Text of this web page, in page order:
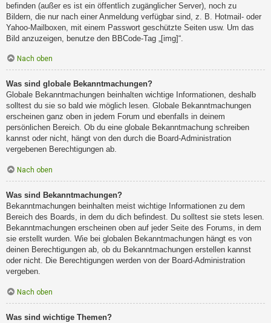
befinden (außer es ist ein öffentlich zugänglicher Server), noch zu
Bildern, die nur nach einer Anmeldung verfügbar sind, z. B. Hotmail- oder
Yahoo-Mailboxen, mit einem Passwort geschützte Seiten usw. Um das
Bild anzuzeigen, benutze den BBCode-Tag „[img]“.
Nach oben
Was sind globale Bekanntmachungen?
Globale Bekanntmachungen beinhalten wichtige Informationen, deshalb
solltest du sie so bald wie möglich lesen. Globale Bekanntmachungen
erscheinen ganz oben in jedem Forum und ebenfalls in deinem
persönlichen Bereich. Ob du eine globale Bekanntmachung schreiben
kannst oder nicht, hängt von den durch die Board-Administration
vergebenen Berechtigungen ab.
Nach oben
Was sind Bekanntmachungen?
Bekanntmachungen beinhalten meist wichtige Informationen zu dem
Bereich des Boards, in dem du dich befindest. Du solltest sie stets lesen.
Bekanntmachungen erscheinen oben auf jeder Seite des Forums, in dem
sie erstellt wurden. Wie bei globalen Bekanntmachungen hängt es von
deinen Berechtigungen ab, ob du Bekanntmachungen erstellen kannst
oder nicht. Die Berechtigungen werden von der Board-Administration
vergeben.
Nach oben
Was sind wichtige Themen?